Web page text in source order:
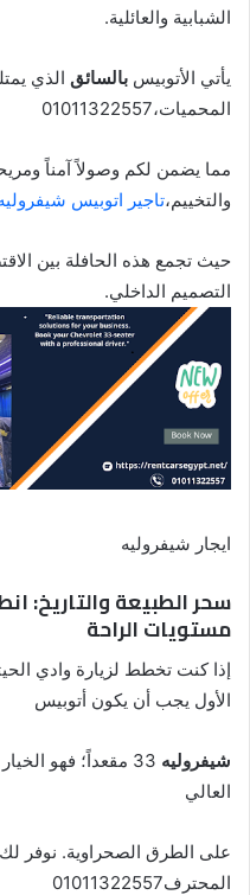
الشبابية والعائلية.
يأتي الأتوبيس بالسائق الذي
المحميات،01011322557
مما يضمن لكم وصولاً آمناً
والتخييم،تاجير اتوبيس
حيث تجمع هذه الحافلة بين
التصميم الداخلي.
ايجار شيفروليه
سحر الطبيعة والتاريخ:
مستويات الراحة
إذا كنت تخطط لزيارة وادي
الأول يجب أن يكون أتوبيس
شيفروليه
العالي
على الطرق الصحراوية. نوفر
المحترف01011322557